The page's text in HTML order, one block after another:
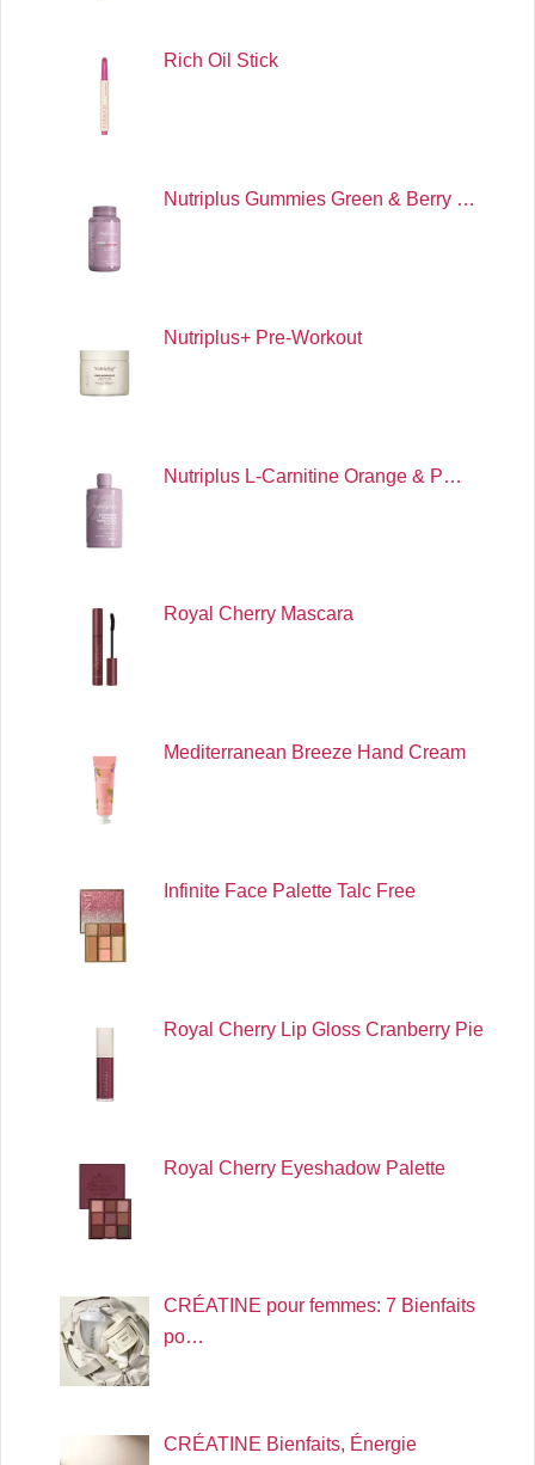
Rich Oil Stick
Nutriplus Gummies Green & Berry …
Nutriplus+ Pre-Workout
Nutriplus L-Carnitine Orange & P…
Royal Cherry Mascara
Mediterranean Breeze Hand Cream
Infinite Face Palette Talc Free
Royal Cherry Lip Gloss Cranberry Pie
Royal Cherry Eyeshadow Palette
CRÉATINE pour femmes: 7 Bienfaits
po…
CRÉATINE Bienfaits, Énergie